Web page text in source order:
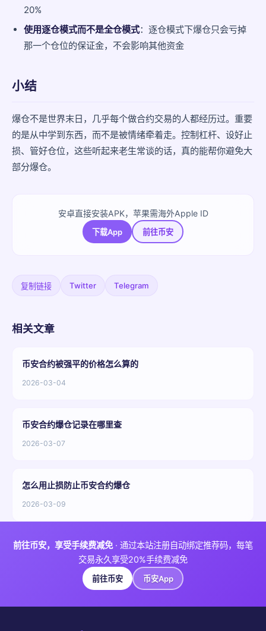
20%
使用逐仓模式而不是全仓模式：逐仓模式下爆仓只会亏掉
那一个仓位的保证金，不会影响其他资金
小结
爆仓不是世界末日，几乎每个做合约交易的人都经历过。重要
的是从中学到东西，而不是被情绪牵着走。控制杠杆、设好止
损、管好仓位，这些听起来老生常谈的话，真的能帮你避免大
部分爆仓。
安卓直接安装APK，苹果需海外Apple ID
下载App 前往币安
复制链接 Twitter Telegram
相关文章
币安合约被强平的价格怎么算的
2026-03-04
币安合约爆仓记录在哪里查
2026-03-07
怎么用止损防止币安合约爆仓
2026-03-09
前往币安，享受手续费减免· 通过本站注册自动绑定推荐码，每笔
交易永久享受20%手续费减免
前往币安 币安App